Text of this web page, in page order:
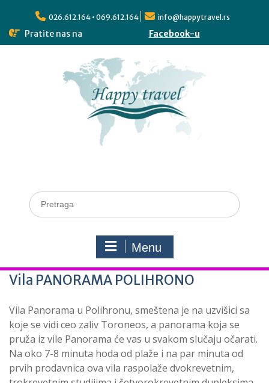
026.612.164 • 069.612.164 info@happytravel.rs
Pratite nas na Facebook-u
Menu
Vila PANORAMA POLIHRONO
Vila Panorama u Polihronu, smeštena je na uzvišici sa
koje se vidi ceo zaliv Toroneos, a panorama koja se
pruža iz vile Panorama će vas u svakom slučaju očarati.
Na oko 7-8 minuta hoda od plaže i na par minuta od
prvih prodavnica ova vila raspolaže dvokrevetnim,